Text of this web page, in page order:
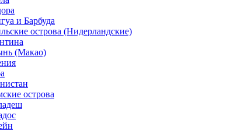
и Барбуда
острова (Нидерландские)
(Макао)
острова